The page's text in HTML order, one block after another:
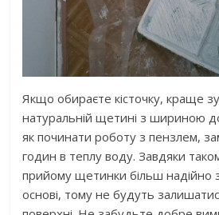
Якщо обираєте кісточку, краще
натуральній щетині з шириною
як починати роботу з пензлем,
годин в теплу воду. Завдяки
прийому щетинки більш надійно
основі, тому не будуть